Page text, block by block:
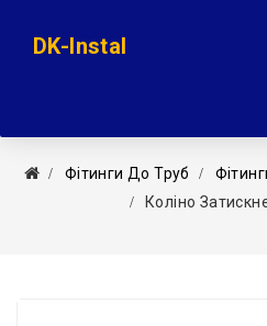
DK-Instal
Фітинги До Труб
Коліно